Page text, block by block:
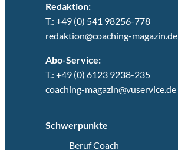
Redaktion:
T.: +49 (0) 541 98256-778
redaktion@coaching-magazin.de
Abo-Service:
T.: +49 (0) 6123 9238-235
coaching-magazin@vuservice.de
Schwerpunkte
Beruf Coach